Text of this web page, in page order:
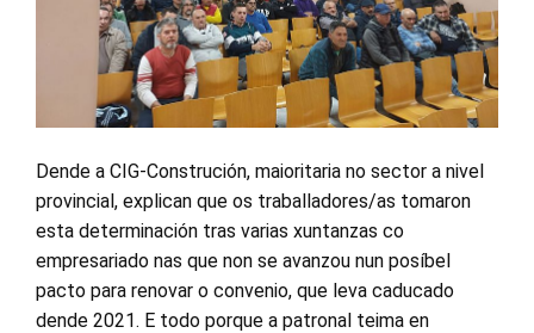
Dende a CIG-Construción, maioritaria no sector a nivel
provincial, explican que os traballadores/as tomaron
esta determinación tras varias xuntanzas co
empresariado nas que non se avanzou nun posíbel
pacto para renovar o convenio, que leva caducado
dende 2021. E todo porque a patronal teima en